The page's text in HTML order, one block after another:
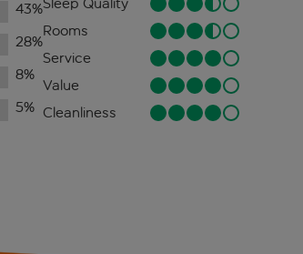
43%
28%
8%
5%
Rooms
Service
Value
Cleanliness